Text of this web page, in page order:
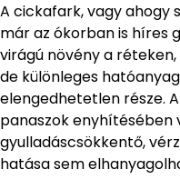
A cickafark, vagy ahogy
már az ókorban is híres
virágú növény a
de különleges
elengedhetetlen része.
panaszok enyhítésében
gyulladáscsökkentő,
hatása sem